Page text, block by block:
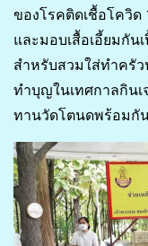
ของโรคติดเชื้อโควิด
และมอบเสื้อเอี้ยมกั
สำหรับสวมใส่ทำครั
ทำบุญในเทศกาลกิน
ทานวัดโตนดพร้อมกั